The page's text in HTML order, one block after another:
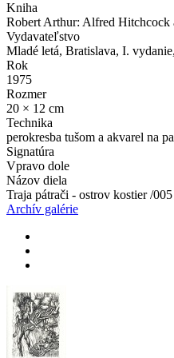
Kniha
Robert Arthur: Alfred Hitchcock
Vydavateľstvo
Mladé letá, Bratislava, I.
Rok
1975
Rozmer
20 × 12 cm
Technika
perokresba tušom a akvarel na
Signatúra
Vpravo dole
Názov diela
Traja pátrači - ostrov kostier /005
Archív galérie